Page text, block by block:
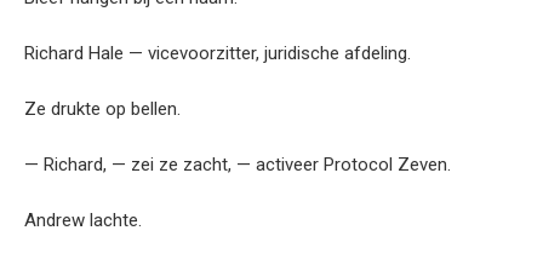
Richard Hale — vicevoorzitter, juridische afdeling.
Ze drukte op bellen.
— Richard, — zei ze zacht, — activeer Protocol Zeven.
Andrew lachte.